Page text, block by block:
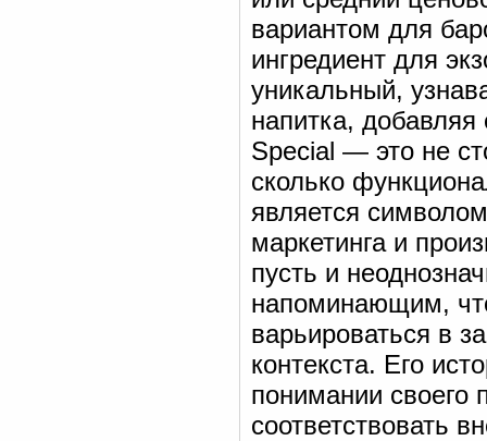
вариантом для
ингредиент для
уникальный,
напитка,
Special — это не
сколько
является
маркетинга и
пусть и
напоминающим,
варьироваться в
контекста. Его
понимании своего
соответствовать